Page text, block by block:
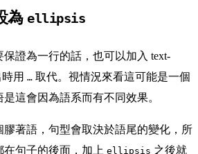
為ellipsis
證為一行的話，也可以加入 text-
用 … 取代。視情況來看這可能是一個
這會因為語系而有不同效果。
著語，句型會取決於語尾的變化，所
在句子的後面，加上 ellipsis 之後就